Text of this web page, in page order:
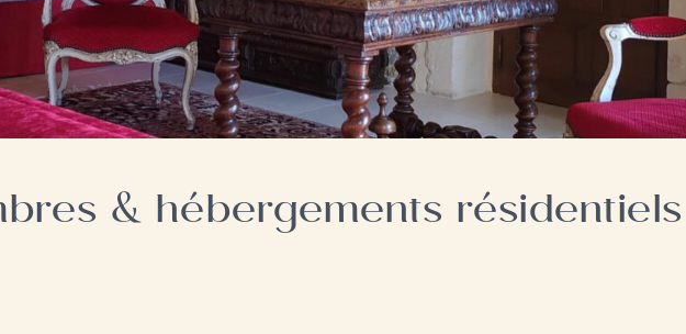
& hébergements résidentiels